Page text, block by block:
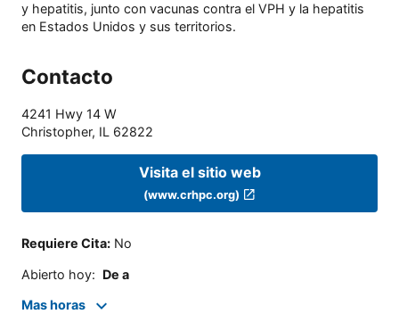
y hepatitis, junto con vacunas contra el VPH y la hepatitis
en Estados Unidos y sus territorios.
Contacto
4241 Hwy 14 W
Christopher, IL 62822
Visita el sitio web
(www.crhpc.org)
Requiere Cita: No
Abierto hoy: De a
Mas horas